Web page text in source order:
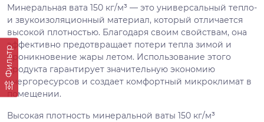
Фильтр
Минеральная вата 150 кг/м³ — это универсальный тепло-
и звукоизоляционный материал, который отличается
высокой плотностью. Благодаря своим свойствам, она
эффективно предотвращает потери тепла зимой и
проникновение жары летом. Использование этого
продукта гарантирует значительную экономию
энергоресурсов и создает комфортный микроклимат в
помещении.
Высокая плотность минеральной ваты 150 кг/м³